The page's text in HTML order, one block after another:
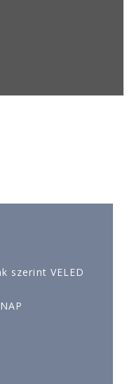
szerint VELED